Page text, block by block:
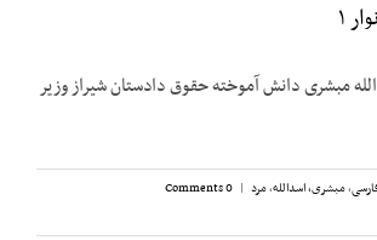
۱
مبشری دانش آموخته حقوق دادستان شیراز وزیر
,مبشری، اسدالله,مرد |
0 Comments